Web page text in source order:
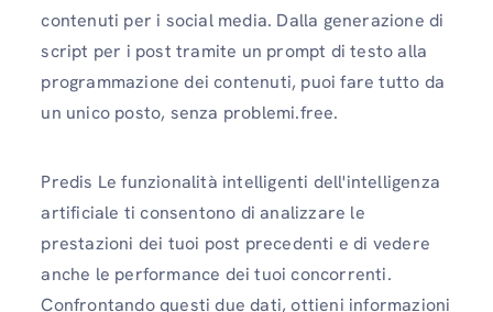
contenuti per i social media. Dalla generazione di
script per i post tramite un prompt di testo alla
programmazione dei contenuti, puoi fare tutto da
un unico posto, senza problemi.free.
Predis Le funzionalità intelligenti dell'intelligenza
artificiale ti consentono di analizzare le
prestazioni dei tuoi post precedenti e di vedere
anche le performance dei tuoi concorrenti.
Confrontando questi due dati, ottieni informazioni